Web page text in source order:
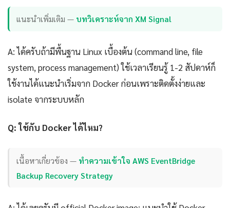
แนะนำเพิ่มเติม — บทวิเคราะห์จาก XM Signal
A: ได้ครับถ้ามีพื้นฐาน Linux เบื้องต้น (command line, file
system, process management) ใช้เวลาเรียนรู้ 1-2 สัปดาห์ก็
ใช้งานได้แนะนำเริ่มจาก Docker ก่อนเพราะติดตั้งง่ายและ
isolate จากระบบหลัก
Q: ใช้กับ Docker ได้ไหม?
เนื้อหาเกี่ยวข้อง — ทำความเข้าใจ AWS EventBridge
Backup Recovery Strategy